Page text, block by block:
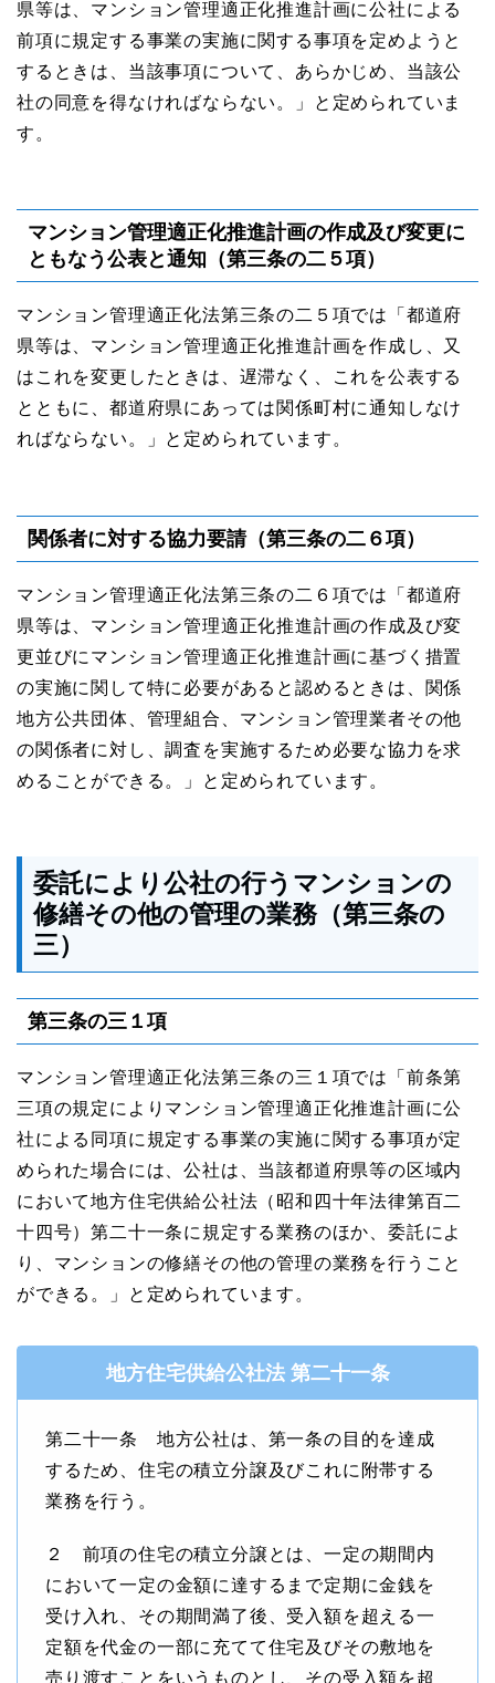
県等は、マンション管理適正化推進計画に公社による
前項に規定する事業の実施に関する事項を定めようと
するときは、当該事項について、あらかじめ、当該公
社の同意を得なければならない。」と定められていま
す。
マンション管理適正化推進計画の作成及び変更に
ともなう公表と通知（第三条の二５項）
マンション管理適正化法第三条の二５項では「都道府
県等は、マンション管理適正化推進計画を作成し、⼜
はこれを変更したときは、遅滞なく、これを公表する
とともに、都道府県にあっては関係町村に通知しなけ
ればならない。」と定められています。
関係者に対する協力要請（第三条の二６項）
マンション管理適正化法第三条の二６項では「都道府
県等は、マンション管理適正化推進計画の作成及び変
更並びにマンション管理適正化推進計画に基づく措置
の実施に関して特に必要があると認めるときは、関係
地⽅公共団体、管理組合、マンション管理業者その他
の関係者に対し、調査を実施するため必要な協⼒を求
めることができる。」と定められています。
委託により公社の⾏うマンションの
修繕その他の管理の業務（第三条の
三）
第三条の三１項
マンション管理適正化法第三条の三１項では「前条第
三項の規定によりマンション管理適正化推進計画に公
社による同項に規定する事業の実施に関する事項が定
められた場合には、公社は、当該都道府県等の区域内
において地⽅住宅供給公社法（昭和四⼗年法律第百⼆
⼗四号）第⼆⼗⼀条に規定する業務のほか、委託によ
り、マンションの修繕その他の管理の業務を⾏うこと
ができる。」と定められています。
地⽅住宅供給公社法 第⼆⼗⼀条
第二十一条 地方公社は、第一条の目的を達成
するため、住宅の積立分譲及びこれに附帯する
業務を行う。
２ 前項の住宅の積立分譲とは、一定の期間内
において一定の金額に達するまで定期に金銭を
受け入れ、その期間満了後、受入額を超える一
定額を代金の一部に充てて住宅及びその敷地を
売り渡すことをいうものとし、その受入額を超